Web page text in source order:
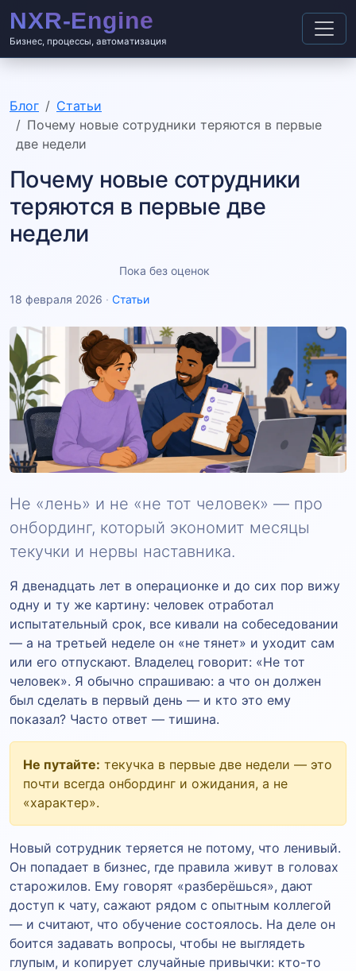
Бизнес, процессы, автоматизация
Блог
Статьи
Почему новые сотрудники теряются в первые
две недели
Почему новые сотрудники
теряются в первые две
недели
Пока без оценок
18 февраля 2026 · Статьи
Не «лень» и не «не тот человек» — про
онбординг, который экономит месяцы
текучки и нервы наставника.
Я двенадцать лет в операционке и до сих пор вижу
одну и ту же картину: человек отработал
испытательный срок, все кивали на собеседовании
— а на третьей неделе он «не тянет» и уходит сам
или его отпускают. Владелец говорит: «Не тот
человек». Я обычно спрашиваю: а что он должен
был сделать в первый день — и кто это ему
показал? Часто ответ — тишина.
Не путайте: текучка в первые две недели — это
почти всегда онбординг и ожидания, а не
«характер».
Новый сотрудник теряется не потому, что ленивый.
Он попадает в бизнес, где правила живут в головах
старожилов. Ему говорят «разберёшься», дают
доступ к чату, сажают рядом с опытным коллегой
— и считают, что обучение состоялось. На деле он
боится задавать вопросы, чтобы не выглядеть
глупым, и копирует случайные привычки: кто-то